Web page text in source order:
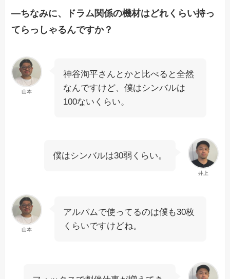
―ちなみに、ドラム関係の機材はどれくらい持っ
てらっしゃるんですか？
山本
神谷洵平さんとかと比べると全然
なんですけど、僕はシンバルは
100ないくらい。
井上
僕はシンバルは30弱くらい。
山本
アルバムで使ってるのは僕も30枚
くらいですけどね。